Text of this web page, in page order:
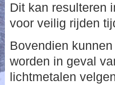
Dit kan resulteren
voor veilig rijden
Bovendien
worden in geval
lichtmetalen